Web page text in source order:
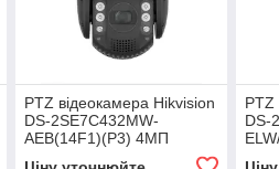
PTZ відеокамера Hikvision
DS-2SE7C432MW-
AEB(14F1)(P3) 4МП
PTZ
DS-